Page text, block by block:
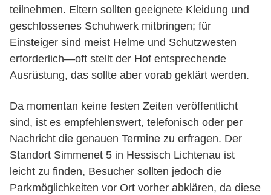
teilnehmen. Eltern sollten geeignete Kleidung und
geschlossenes Schuhwerk mitbringen; für
Einsteiger sind meist Helme und Schutzwesten
erforderlich—oft stellt der Hof entsprechende
Ausrüstung, das sollte aber vorab geklärt werden.
Da momentan keine festen Zeiten veröffentlicht
sind, ist es empfehlenswert, telefonisch oder per
Nachricht die genauen Termine zu erfragen. Der
Standort Simmenet 5 in Hessisch Lichtenau ist
leicht zu finden, Besucher sollten jedoch die
Parkmöglichkeiten vor Ort vorher abklären, da diese